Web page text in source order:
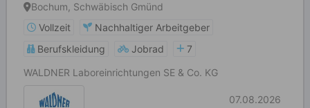
Bochum, Schwäbisch Gmünd
Vollzeit
Nachhaltiger Arbeitgeber
Berufskleidung
Jobrad
7
WALDNER Laboreinrichtungen SE & Co. KG
07.08.2026